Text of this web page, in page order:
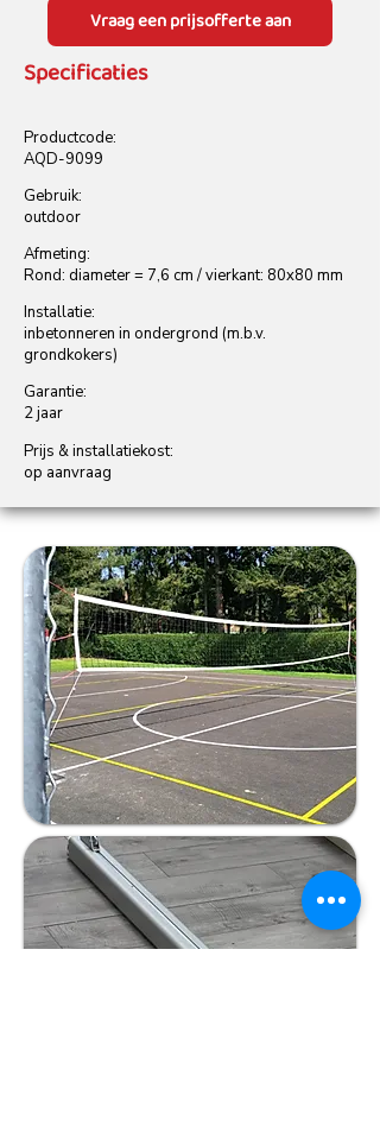
Vraag een prijsofferte aan
Specificaties
Productcode:
AQD-9099
Gebruik:
outdoor
Afmeting:
Rond: diameter = 7,6 cm / vierkant: 80x80 mm
Installatie:
inbetonneren in ondergrond (m.b.v.
grondkokers)
Garantie:
2 jaar
Prijs & installatiekost:
op aanvraag